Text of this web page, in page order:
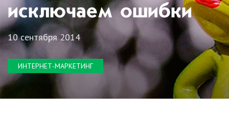
исключаем ошибки
10 сентября 2014
ИНТЕРНЕТ-МАРКЕТИНГ